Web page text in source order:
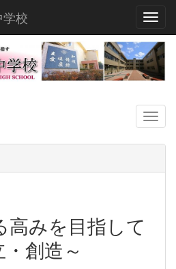
校
高みを目指して
創造～